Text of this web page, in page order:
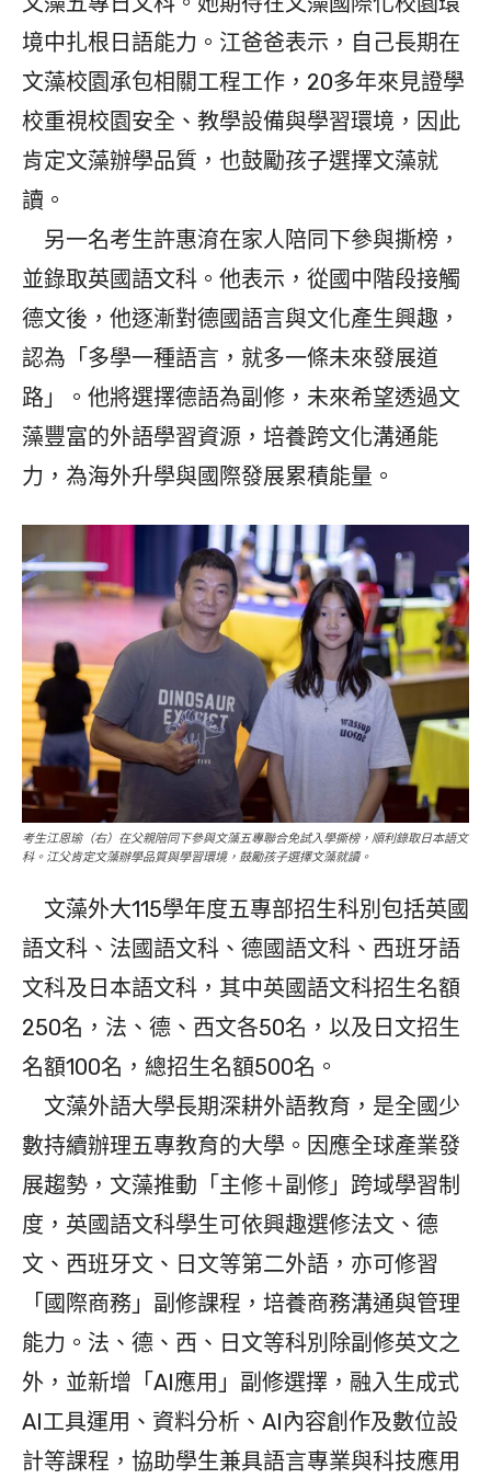
境中扎根日語能力。江爸爸表示，自己長期在
文藻校園承包相關工程工作，20多年來見證學
校重視校園安全、教學設備與學習環境，因此
肯定文藻辦學品質，也鼓勵孩子選擇文藻就
讀。
另一名考生許惠淯在家人陪同下參與撕榜，
並錄取英國語文科。他表示，從國中階段接觸
德文後，他逐漸對德國語言與文化產生興趣，
認為「多學一種語言，就多一條未來發展道
路」。他將選擇德語為副修，未來希望透過文
藻豐富的外語學習資源，培養跨文化溝通能
力，為海外升學與國際發展累積能量。
考生江恩瑜（右）在父親陪同下參與文藻五專聯合免試入學撕榜，順利錄取日本語文
科。江父肯定文藻辦學品質與學習環境，鼓勵孩子選擇文藻就讀。
文藻外大115學年度五專部招生科別包括英國
語文科、法國語文科、德國語文科、西班牙語
文科及日本語文科，其中英國語文科招生名額
250名，法、德、西文各50名，以及日文招生
名額100名，總招生名額500名。
文藻外語大學長期深耕外語教育，是全國少
數持續辦理五專教育的大學。因應全球產業發
展趨勢，文藻推動「主修＋副修」跨域學習制
度，英國語文科學生可依興趣選修法文、德
文、西班牙文、日文等第二外語，亦可修習
「國際商務」副修課程，培養商務溝通與管理
能力。法、德、西、日文等科別除副修英文之
外，並新增「AI應用」副修選擇，融入生成式
AI工具運用、資料分析、AI內容創作及數位設
計等課程，協助學生兼具語言專業與科技應用